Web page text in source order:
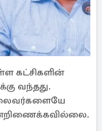
கட்சிகளின்
வந்தது.